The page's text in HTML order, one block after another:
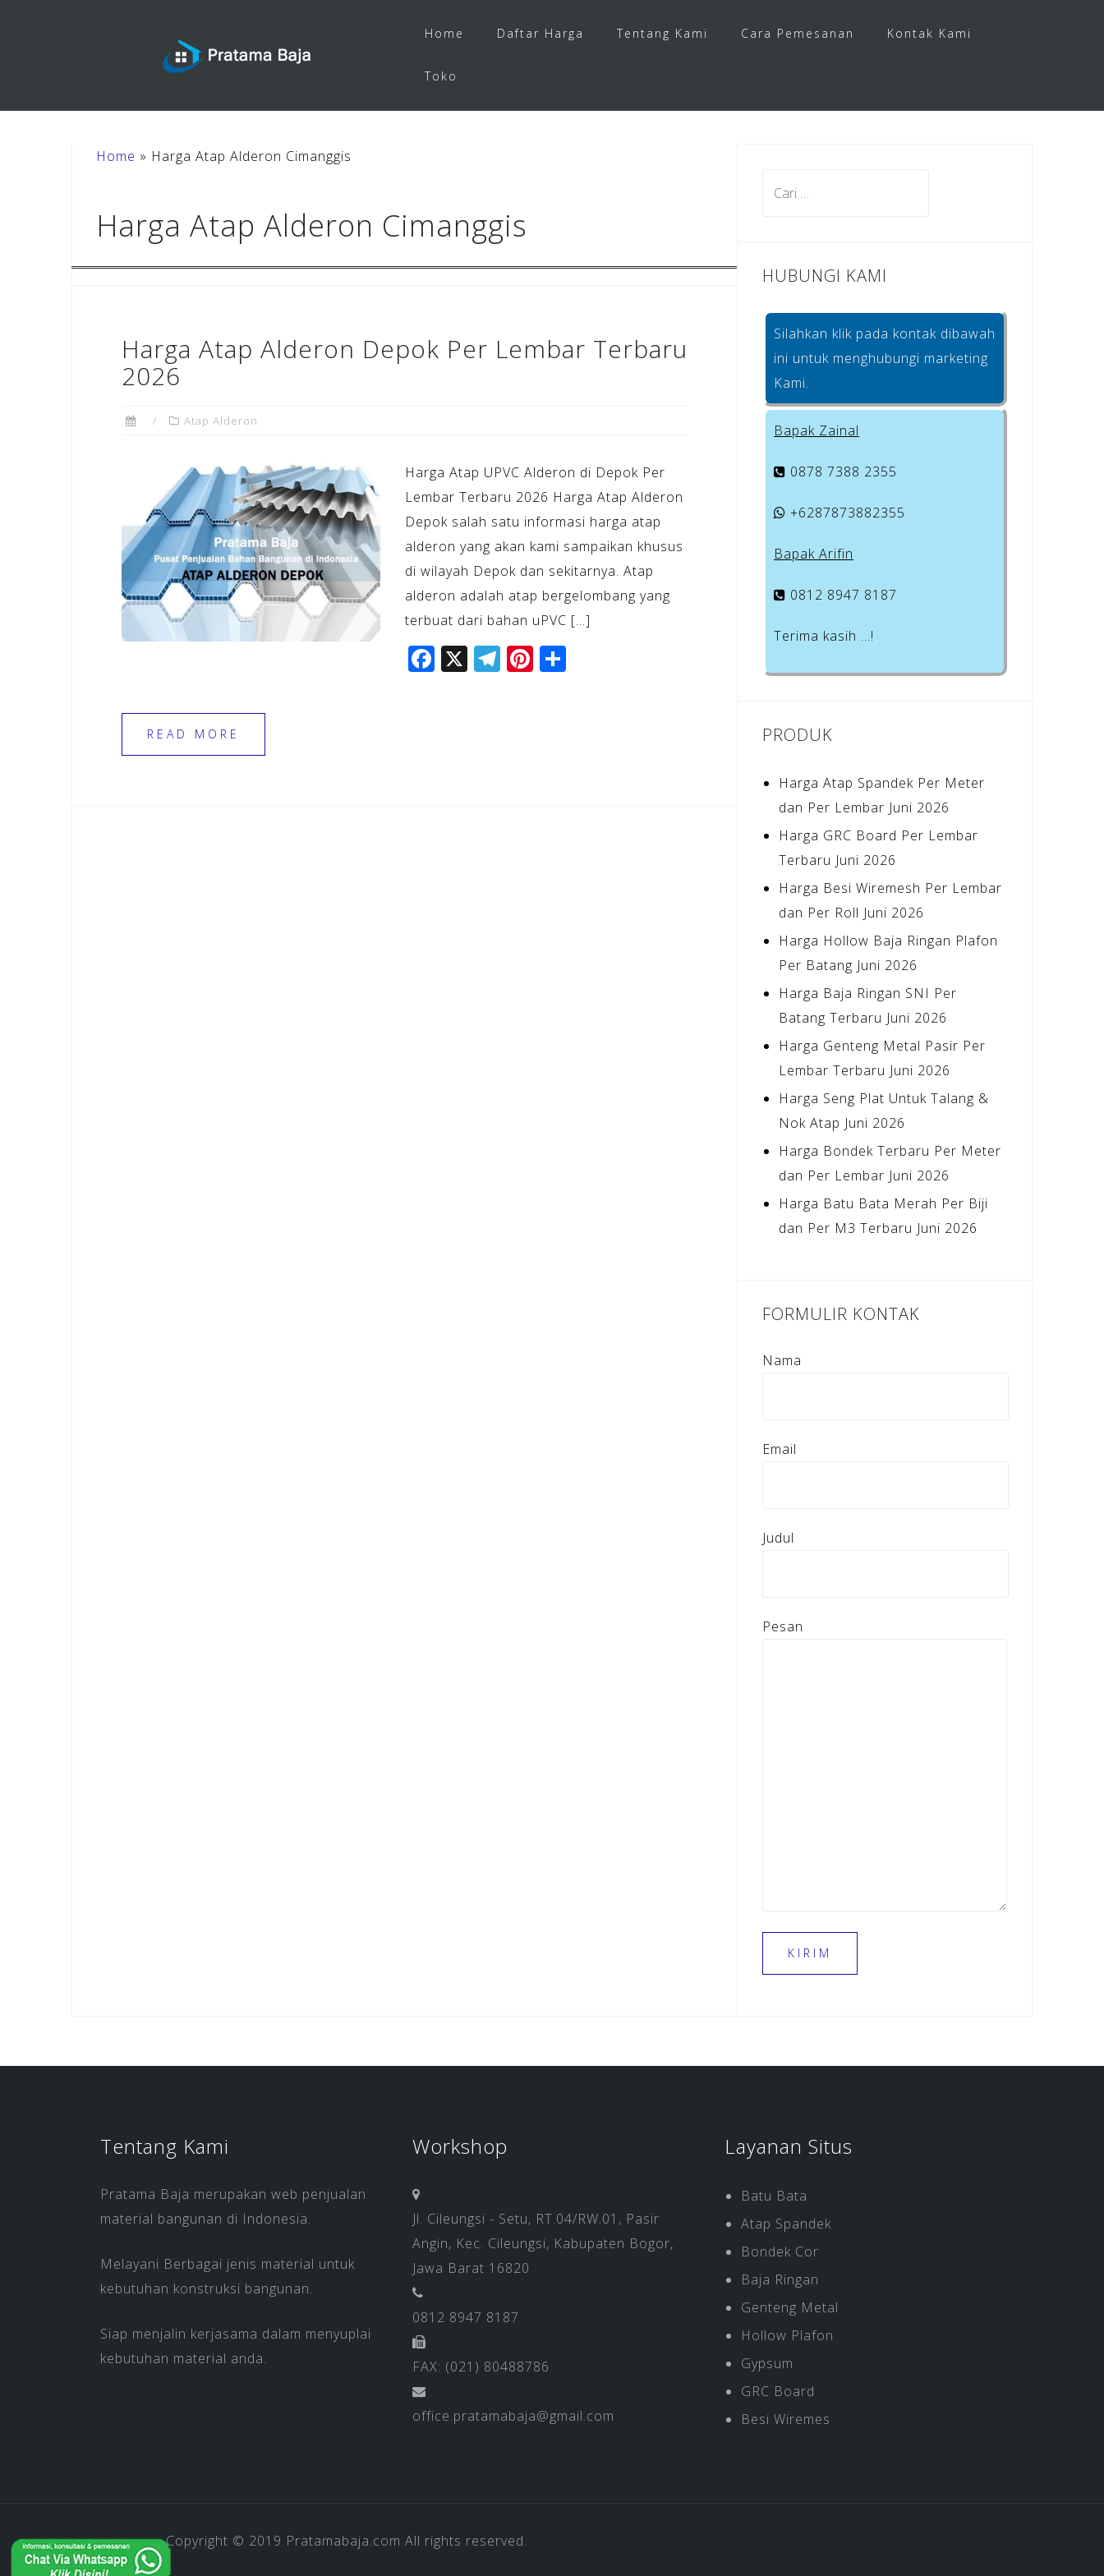
Home Daftar Harga Tentang Kami Cara Pemesanan Kontak Kami
Toko
Home » Harga Atap Alderon Cimanggis
Harga Atap Alderon Cimanggis
Harga Atap Alderon Depok Per Lembar Terbaru
2026
Atap Alderon
Harga Atap UPVC Alderon di Depok Per
Lembar Terbaru 2026 Harga Atap Alderon
Depok salah satu informasi harga atap
alderon yang akan kami sampaikan khusus
di wilayah Depok dan sekitarnya. Atap
alderon adalah atap bergelombang yang
terbuat dari bahan uPVC […]
F X T Pi S
READ MORE
HUBUNGI KAMI
Silahkan klik pada kontak dibawah
ini untuk menghubungi marketing
Kami.
Bapak Zainal
0878 7388 2355
+6287873882355
Bapak Arifin
0812 8947 8187
Terima kasih …!
PRODUK
Harga Atap Spandek Per Meter
dan Per Lembar Juni 2026
Harga GRC Board Per Lembar
Terbaru Juni 2026
Harga Besi Wiremesh Per Lembar
dan Per Roll Juni 2026
Harga Hollow Baja Ringan Plafon
Per Batang Juni 2026
Harga Baja Ringan SNI Per
Batang Terbaru Juni 2026
Harga Genteng Metal Pasir Per
Lembar Terbaru Juni 2026
Harga Seng Plat Untuk Talang &
Nok Atap Juni 2026
Harga Bondek Terbaru Per Meter
dan Per Lembar Juni 2026
Harga Batu Bata Merah Per Biji
dan Per M3 Terbaru Juni 2026
FORMULIR KONTAK
Nama
Email
Judul
Pesan
Tentang Kami
Pratama Baja merupakan web penjualan
material bangunan di Indonesia.
Melayani Berbagai jenis material untuk
kebutuhan konstruksi bangunan.
Siap menjalin kerjasama dalam menyuplai
kebutuhan material anda.
Workshop
Jl. Cileungsi - Setu, RT.04/RW.01, Pasir
Angin, Kec. Cileungsi, Kabupaten Bogor,
Jawa Barat 16820
0812 8947 8187
FAX: (021) 80488786
office.pratamabaja@gmail.com
Layanan Situs
Batu Bata
Atap Spandek
Bondek Cor
Baja Ringan
Genteng Metal
Hollow Plafon
Gypsum
GRC Board
Besi Wiremes
Copyright © 2019 Pratamabaja.com All rights reserved.